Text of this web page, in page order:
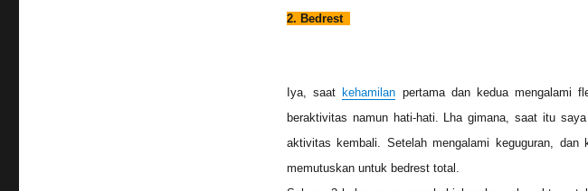
2. Bedrest
Iya, saat kehamilan pertama dan kedua mengalami
beraktivitas namun hati-hati. Lha gimana, saat itu
aktivitas kembali. Setelah mengalami keguguran,
memutuskan untuk bedrest total.